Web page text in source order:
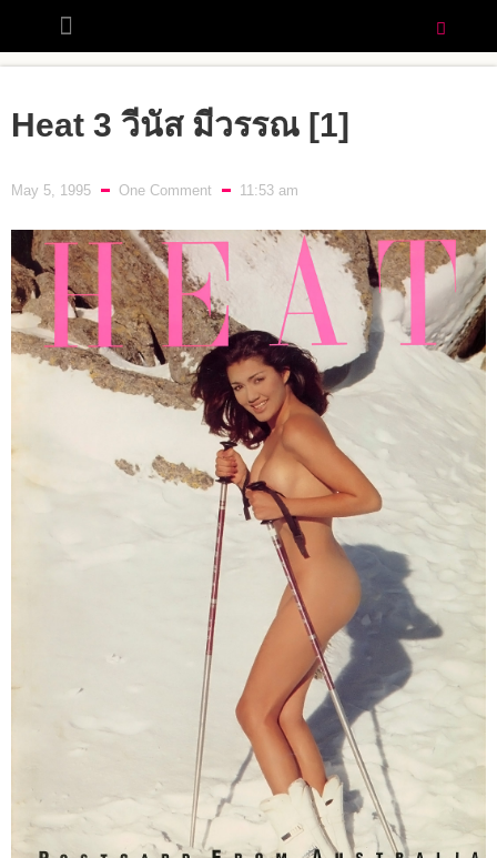
Heat 3 วีนัส มีวรรณ [1]
May 5, 1995 One Comment 11:53 am